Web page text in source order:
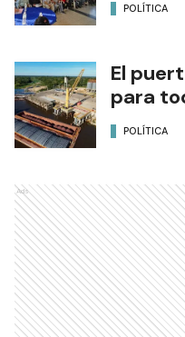
POLÍTICA
El
para
POLÍTICA
Ads